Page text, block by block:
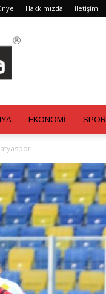
Hakkımızda İletişim
EKONOMİ SPOR